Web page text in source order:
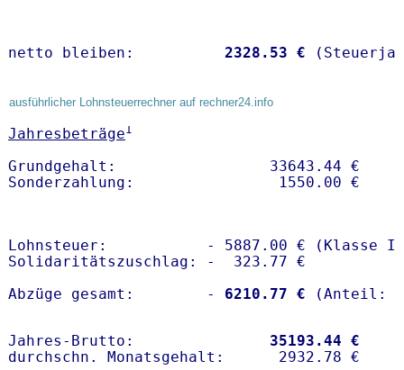
netto bleiben: 2328.53 €
ausführlicher Lohnsteuerrechner auf rechner24.info
Jahresbeträge1
Grundgehalt:                 33643.44 €
Lohnsteuer:           - 5887.00 € (Klasse I)
Solidaritätszuschlag: -  323.77 €
Abzüge gesamt:        -
6210.77 €
Jahres-Brutto: 35193.44 €